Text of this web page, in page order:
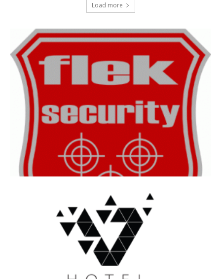
Load more